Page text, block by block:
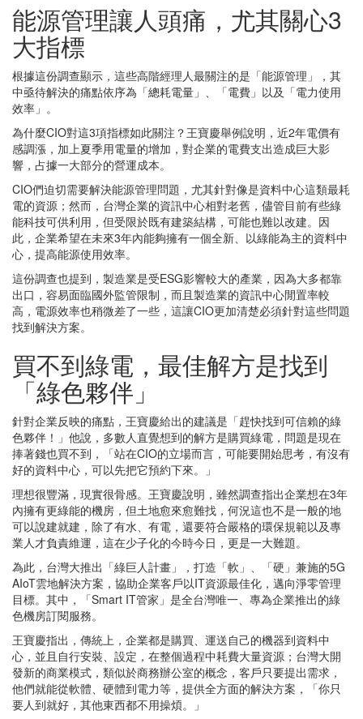
能源管理讓人頭痛，尤其關心3
大指標
根據這份調查顯示，這些高階經理人最關注的是「能源管理」，其
中亟待解決的痛點依序為「總耗電量」、「電費」以及「電力使用
效率」。
為什麼CIO對這3項指標如此關注？王寶慶舉例說明，近2年電價有
感調漲，加上夏季用電量的增加，對企業的電費支出造成巨大影
響，占據一大部分的營運成本。
CIO們迫切需要解決能源管理問題，尤其針對像是資料中心這類最耗
電的資源；然而，台灣企業的資訊中心相對老舊，儘管目前有些綠
能科技可供利用，但受限於既有建築結構，可能也難以改建。因
此，企業希望在未來3年內能夠擁有一個全新、以綠能為主的資料中
心，提高能源使用效率。
這份調查也提到，製造業是受ESG影響較大的產業，因為大多都靠
出口，容易面臨國外監管限制，而且製造業的資訊中心閒置率較
高，電源效率也稍微差了一些，這讓CIO更加清楚必須針對這些問題
找到解決方案。
買不到綠電，最佳解方是找到
「綠色夥伴」
針對企業反映的痛點，王寶慶給出的建議是「趕快找到可信賴的綠
色夥伴！」他說，多數人直覺想到的解方是購買綠電，問題是現在
捧著錢也買不到，「站在CIO的立場而言，可能要開始思考，有沒有
好的資料中心，可以先把它預約下來。」
理想很豐滿，現實很骨感。王寶慶說明，雖然調查指出企業想在3年
內擁有更綠能的機房，但土地愈來愈難找，何況這也不是一般的地
可以說建就建，除了有水、有電，還要符合嚴格的環保規範以及專
業人才負責維運，這在少子化的今時今日，更是一大難題。
為此，台灣大推出「綠巨人計畫」，打造「軟」、「硬」兼施的5G
AIoT雲地解決方案，協助企業客戶以IT資源最佳化，邁向淨零管理
目標。其中，「Smart IT管家」是全台灣唯一、專為企業推出的綠
色機房訂閱服務。
王寶慶指出，傳統上，企業都是購買、運送自己的機器到資料中
心，並且自行安裝、設定，在整個過程中耗費大量資源；台灣大開
發新的商業模式，類似於商務辦公室的概念，客戶只要提出需求，
他們就能從軟體、硬體到電力等，提供全方面的解決方案，「你只
要人到就好，其他東西都不用操煩。」